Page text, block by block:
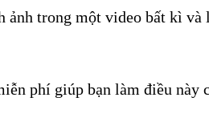
ảnh trong một video bất kì và
phí giúp bạn làm điều này